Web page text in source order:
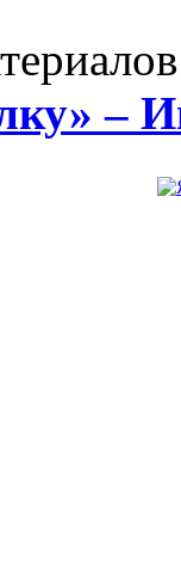
–